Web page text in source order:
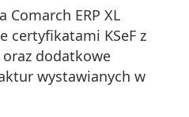
ERP XL
certyfikatami KSeF z
oraz dodatkowe
wystawianych w